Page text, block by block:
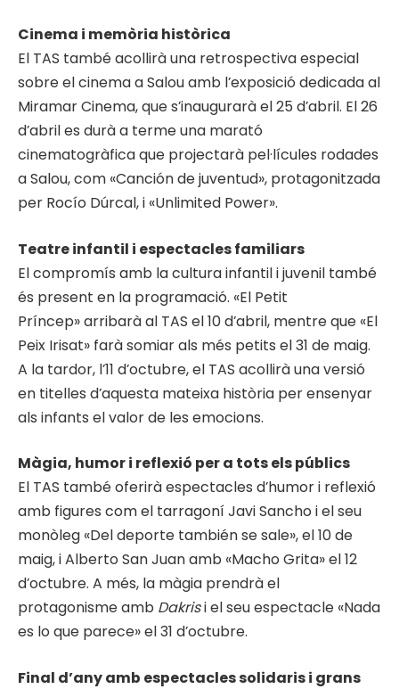
Cinema i memòria històrica
El TAS també acollirà una retrospectiva especial
sobre el cinema a Salou amb l’exposició dedicada al
Miramar Cinema, que s’inaugurarà el 25 d’abril. El 26
d’abril es durà a terme una marató
cinematogràfica que projectarà pel·lícules rodades
a Salou, com «Canción de juventud», protagonitzada
per Rocío Dúrcal, i «Unlimited Power».
Teatre infantil i espectacles familiars
El compromís amb la cultura infantil i juvenil també
és present en la programació. «El Petit
Príncep» arribarà al TAS el 10 d’abril, mentre que «El
Peix Irisat» farà somiar als més petits el 31 de maig.
A la tardor, l’11 d’octubre, el TAS acollirà una versió
en titelles d’aquesta mateixa història per ensenyar
als infants el valor de les emocions.
Màgia, humor i reflexió per a tots els públics
El TAS també oferirà espectacles d’humor i reflexió
amb figures com el tarragoní Javi Sancho i el seu
monòleg «Del deporte también se sale», el 10 de
maig, i Alberto San Juan amb «Macho Grita» el 12
d’octubre. A més, la màgia prendrà el
protagonisme amb Dakrisi el seu espectacle «Nada
es lo que parece» el 31 d’octubre.
Final d’any amb espectacles solidaris i grans